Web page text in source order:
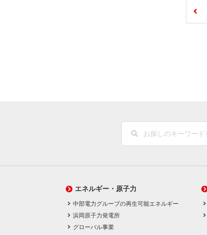
エネルギー・原子力
中部電力グループの再生可能エネルギー
浜岡原子力発電所
グローバル事業